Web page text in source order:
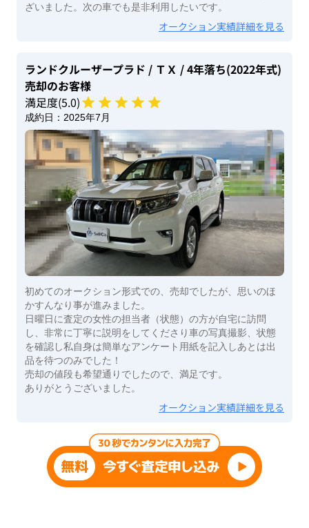
ざいました。次の車でも是非利用したいです。
オークション実績詳細を見る
ランドクルーザープラド / ＴＸ / 4年落ち(2022年式)
売却のお客様
満足度(5.0)
成約日： 2025年7月
初めてのオークション形式での、売却でしたが、思いのほ
かすんなり事が進みました。
日曜日に査定の女性の担当者（状態）の方が自宅に訪問
し、非常に丁寧に説明をしてくださり車の写真撮影、状態
を確認し私自身は簡単なアンケート用紙を記入しあとは出
品を待つのみでした！
売却の値段も希望通りでしたので、満足です。
ありがとうございました。
オークション実績詳細を見る